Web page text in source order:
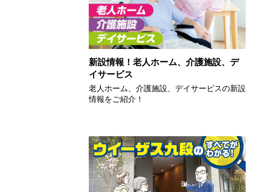
新設情報！老人ホーム、介護施設、デ
イサービス
老人ホーム、介護施設、デイサービスの新設
情報をご紹介！